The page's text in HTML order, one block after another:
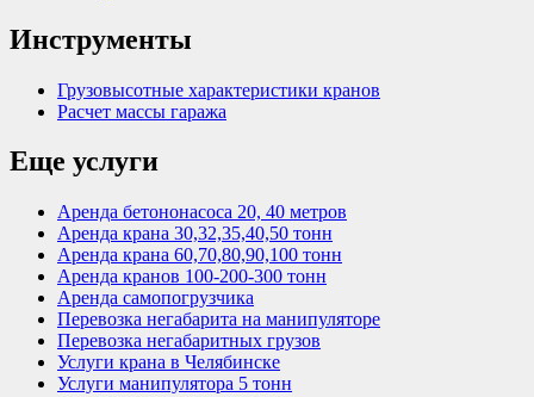
Инструменты
Грузовысотные характеристики кранов
Расчет массы гаража
Еще услуги
Аренда бетононасоса 20, 40 метров
Аренда крана 30,32,35,40,50 тонн
Аренда крана 60,70,80,90,100 тонн
Аренда кранов 100-200-300 тонн
Аренда самопогрузчика
Перевозка негабарита на манипуляторе
Перевозка негабаритных грузов
Услуги крана в Челябинске
Услуги манипулятора 5 тонн